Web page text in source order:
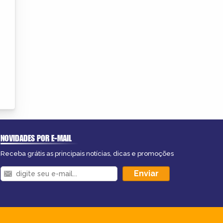
NOVIDADES POR E-MAIL
Receba grátis as principais notícias, dicas e promoções